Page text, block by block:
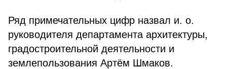
Ряд примечательных цифр назвал и. о.
руководителя департамента архитектуры,
градостроительной деятельности и
землепользования Артём Шмаков.